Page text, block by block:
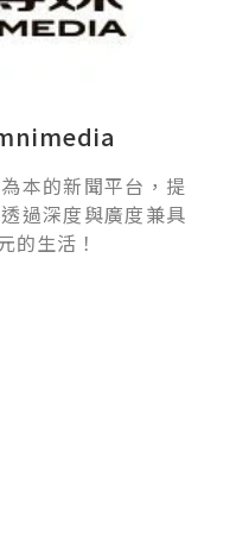
本的新聞平台，提
過深度與廣度兼具
的生活！